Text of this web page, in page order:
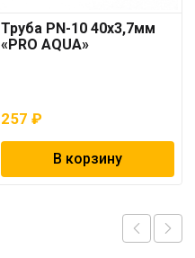
Труба PN-10 40х3,7мм
«PRO AQUA»
257₽
В корзину